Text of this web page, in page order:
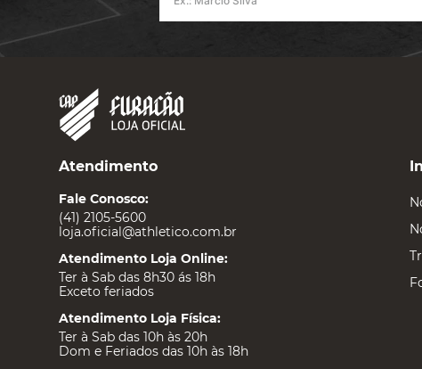
Atendimento
Fale Conosco:
(41) 2105-5600
loja.oficial@athletico.com.br
Atendimento Loja Online:
Ter à Sab das 8h30 ás 18h
Exceto feriados
Atendimento Loja Física:
Ter à Sab das 10h às 20h
Dom e Feriados das 10h às 18h